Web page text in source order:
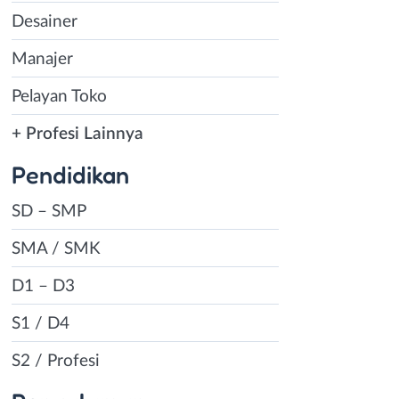
Desainer
Manajer
Pelayan Toko
+ Profesi Lainnya
Pendidikan
SD – SMP
SMA / SMK
D1 – D3
S1 / D4
S2 / Profesi